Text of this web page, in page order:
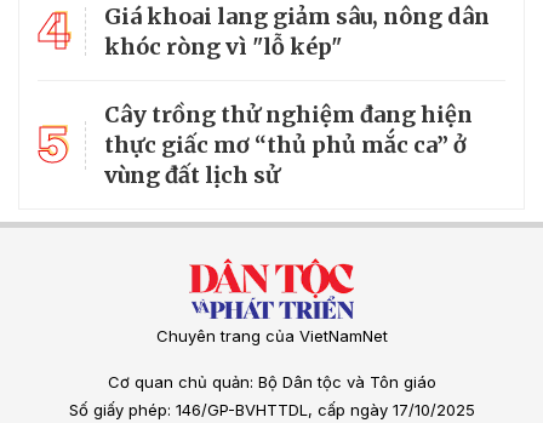
4
Giá khoai lang giảm sâu, nông dân
khóc ròng vì "lỗ kép"
5
Cây trồng thử nghiệm đang hiện
thực giấc mơ “thủ phủ mắc ca” ở
vùng đất lịch sử
Chuyên trang của VietNamNet
Cơ quan chủ quản: Bộ Dân tộc và Tôn giáo
Số giấy phép: 146/GP-BVHTTDL, cấp ngày 17/10/2025